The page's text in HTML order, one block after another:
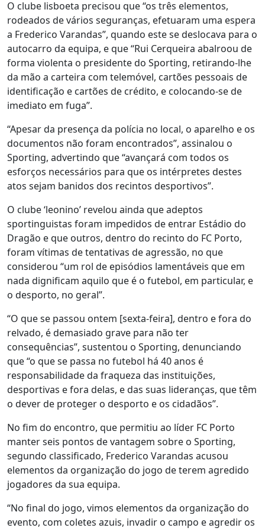
O clube lisboeta precisou que “os três elementos,
rodeados de vários seguranças, efetuaram uma espera
a Frederico Varandas”, quando este se deslocava para o
autocarro da equipa, e que “Rui Cerqueira abalroou de
forma violenta o presidente do Sporting, retirando-lhe
da mão a carteira com telemóvel, cartões pessoais de
identificação e cartões de crédito, e colocando-se de
imediato em fuga”.
“Apesar da presença da polícia no local, o aparelho e os
documentos não foram encontrados”, assinalou o
Sporting, advertindo que “avançará com todos os
esforços necessários para que os intérpretes destes
atos sejam banidos dos recintos desportivos”.
O clube ‘leonino’ revelou ainda que adeptos
sportinguistas foram impedidos de entrar Estádio do
Dragão e que outros, dentro do recinto do FC Porto,
foram vítimas de tentativas de agressão, no que
considerou “um rol de episódios lamentáveis que em
nada dignificam aquilo que é o futebol, em particular, e
o desporto, no geral”.
“O que se passou ontem [sexta-feira], dentro e fora do
relvado, é demasiado grave para não ter
consequências”, sustentou o Sporting, denunciando
que “o que se passa no futebol há 40 anos é
responsabilidade da fraqueza das instituições,
desportivas e fora delas, e das suas lideranças, que têm
o dever de proteger o desporto e os cidadãos”.
No fim do encontro, que permitiu ao líder FC Porto
manter seis pontos de vantagem sobre o Sporting,
segundo classificado, Frederico Varandas acusou
elementos da organização do jogo de terem agredido
jogadores da sua equipa.
“No final do jogo, vimos elementos da organização do
evento, com coletes azuis, invadir o campo e agredir os